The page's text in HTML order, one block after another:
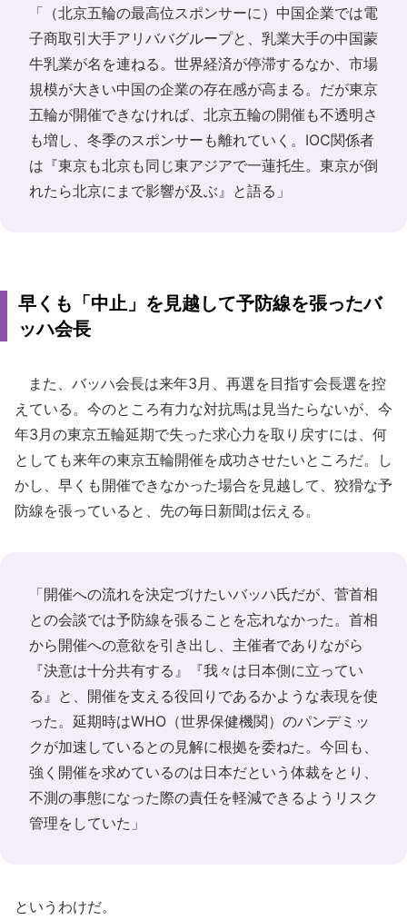
「（北京五輪の最高位スポンサーに）中国企業では電
子商取引大手アリババグループと、乳業大手の中国蒙
牛乳業が名を連ねる。世界経済が停滞するなか、市場
規模が大きい中国の企業の存在感が高まる。だが東京
五輪が開催できなければ、北京五輪の開催も不透明さ
も増し、冬季のスポンサーも離れていく。IOC関係者
は『東京も北京も同じ東アジアで一蓮托生。東京が倒
れたら北京にまで影響が及ぶ』と語る」
早くも「中止」を見越して予防線を張ったバ
ッハ会長
また、バッハ会長は来年3月、再選を目指す会長選を控
えている。今のところ有力な対抗馬は見当たらないが、今
年3月の東京五輪延期で失った求心力を取り戻すには、何
としても来年の東京五輪開催を成功させたいところだ。し
かし、早くも開催できなかった場合を見越して、狡猾な予
防線を張っていると、先の毎日新聞は伝える。
「開催への流れを決定づけたいバッハ氏だが、菅首相
との会談では予防線を張ることを忘れなかった。首相
から開催への意欲を引き出し、主催者でありながら
『決意は十分共有する』『我々は日本側に立ってい
る』と、開催を支える役回りであるかような表現を使
った。延期時はWHO（世界保健機関）のパンデミッ
クが加速しているとの見解に根拠を委ねた。今回も、
強く開催を求めているのは日本だという体裁をとり、
不測の事態になった際の責任を軽減できるようリスク
管理をしていた」
というわけだ。